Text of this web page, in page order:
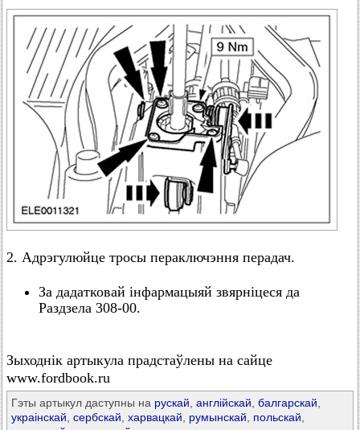
2. Адрэгулюйце тросы пераключэння перадач.
За дадатковай інфармацыяй звярніцеся да
Раздзела 308-00.
Зыходнік артыкула прадстаўлены на сайце
www.fordbook.ru
Гэты артыкул даступны на рускай англійскай балгарскай
украінскай сербскай харвацкай румынскай польскай